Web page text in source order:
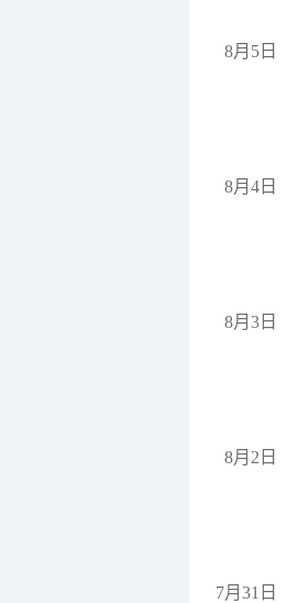
8月5日
8月4日
8月3日
8月2日
7月31日